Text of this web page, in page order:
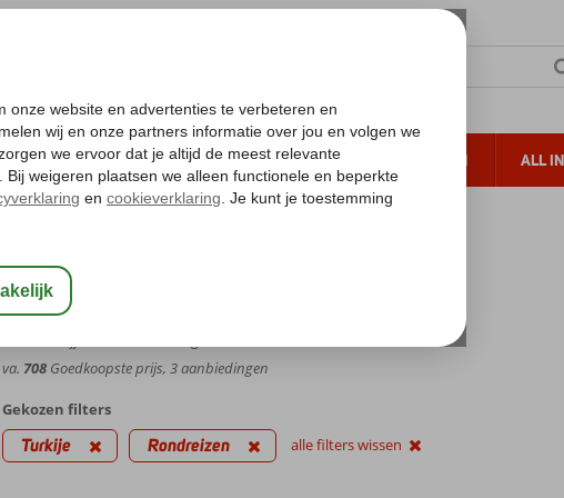
WINTERZON ZONVAKANTIES VERRE REIZEN ALL
Geen fueltoeslag Gratis annuleren*
Home
Turkije Rondreizen
Rondreizen
va. 708Goedkoopste prijs, 3 aanbiedingen
Gekozen filters
Turkije Rondreizen alle filters wissen